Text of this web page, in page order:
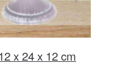
x 24 x 12 cm